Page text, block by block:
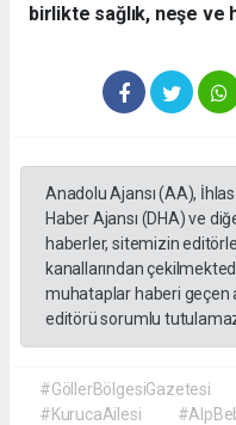
birlikte sağlık, neşe ve
Anadolu Ajansı (AA),
Haber Ajansı (DHA) ve
haberler, sitemizin
kanallarından
muhataplar haberi geçen
editörü sorumlu
#GöllerBölgesiGazetesi
#KurucaAilesi